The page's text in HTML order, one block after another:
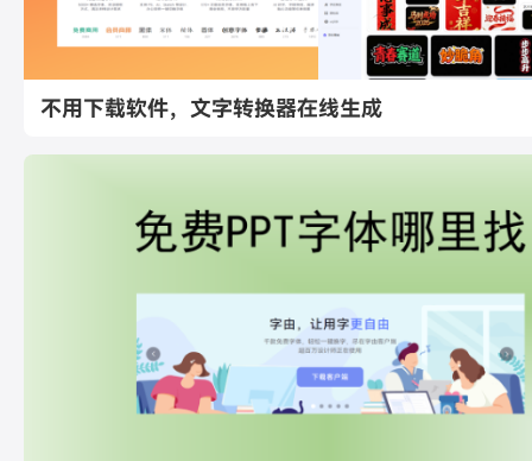
不用下载软件，文字转换器在线生成